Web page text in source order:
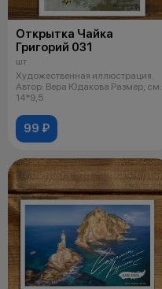
Открытка Чайка
Григорий 031
шт
Художественная иллюстрация.
Автор: Вера Юдакова Размер, см:
14*9,5
99 ₽